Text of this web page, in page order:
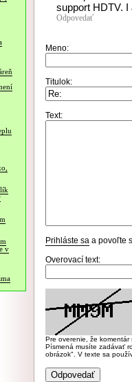
v
support HDTV. I
Odpovedať
Meno:
Titulok:
Text:
Prihláste sa a povoľte
Overovací text:
Pre overenie, že
Písmená musíte zadávať
obrázok". V texte sa